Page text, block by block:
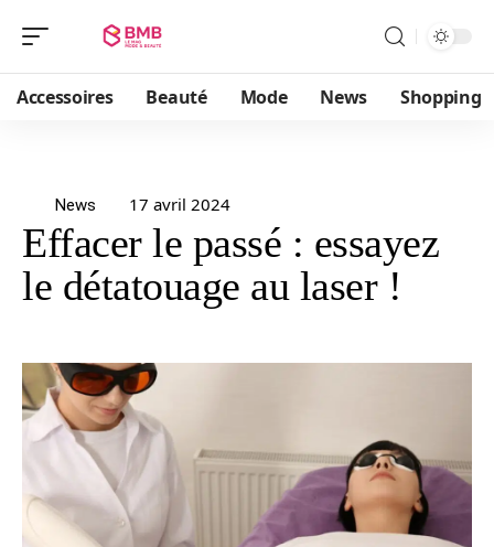
Accessoires Beauté Mode News Shopping
News 17 avril 2024
Effacer le passé : essayez
le détatouage au laser !